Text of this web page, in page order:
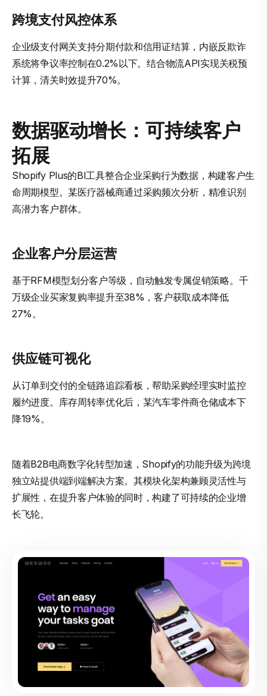
跨境支付风控体系
企业级支付网关支持分期付款和信用证结算，内嵌反欺诈
系统将争议率控制在0.2%以下。结合物流API实现关税预
计算，清关时效提升70%。
数据驱动增长：可持续客户
拓展
Shopify Plus的BI工具整合企业采购行为数据，构建客户生
命周期模型。某医疗器械商通过采购频次分析，精准识别
高潜力客户群体。
企业客户分层运营
基于RFM模型划分客户等级，自动触发专属促销策略。千
万级企业买家复购率提升至38%，客户获取成本降低
27%。
供应链可视化
从订单到交付的全链路追踪看板，帮助采购经理实时监控
履约进度。库存周转率优化后，某汽车零件商仓储成本下
降19%。
随着B2B电商数字化转型加速，Shopify的功能升级为跨境
独立站提供端到端解决方案。其模块化架构兼顾灵活性与
扩展性，在提升客户体验的同时，构建了可持续的企业增
长飞轮。